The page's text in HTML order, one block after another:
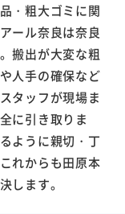
・粗大ゴミに関
ール奈良は奈良
搬出が大変な粗
人手の確保など
タッフが現場ま
に引き取りま
ように親切・丁
れからも田原本
します。